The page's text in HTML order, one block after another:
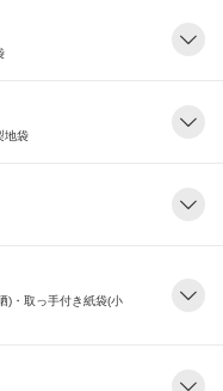
地袋
)・取っ手付き紙袋(小